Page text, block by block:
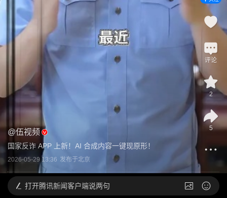
@伍视频
国家反诈 APP 上新！AI 合成内容一键现原形！
2026-05-29 13:36 发布于北京
评论
2
5
打开腾讯新闻客户端说两句